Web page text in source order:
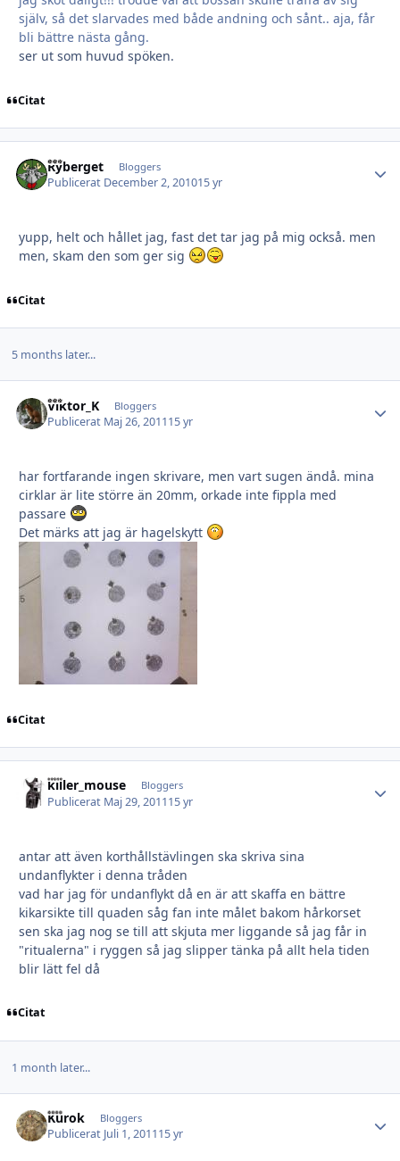
själv, så det slarvades med både andning och sånt.. aja, får
bli bättre nästa gång.
ser ut som huvud spöken.
Citat
Ryberget Bloggers
Publicerat December 2, 201015 yr
yupp, helt och hållet jag, fast det tar jag på mig också. men
men, skam den som ger sig
Citat
5 months later...
Viktor_K Bloggers
Publicerat Maj 26, 201115 yr
har fortfarande ingen skrivare, men vart sugen ändå. mina
cirklar är lite större än 20mm, orkade inte fippla med
passare
Det märks att jag är hagelskytt
Citat
killer_mouse Bloggers
Publicerat Maj 29, 201115 yr
antar att även korthållstävlingen ska skriva sina
undanflykter i denna tråden
vad har jag för undanflykt då en är att skaffa en bättre
kikarsikte till quaden såg fan inte målet bakom hårkorset
sen ska jag nog se till att skjuta mer liggande så jag får in
"ritualerna" i ryggen så jag slipper tänka på allt hela tiden
blir lätt fel då
Citat
1 month later...
Kurok Bloggers
Publicerat Juli 1, 201115 yr